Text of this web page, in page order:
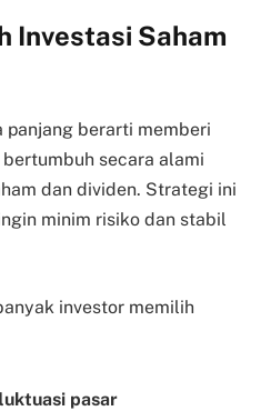
Investasi Saham
panjang berarti memberi
secara alami
dan dividen. Strategi ini
minim risiko dan stabil
investor memilih
pasar